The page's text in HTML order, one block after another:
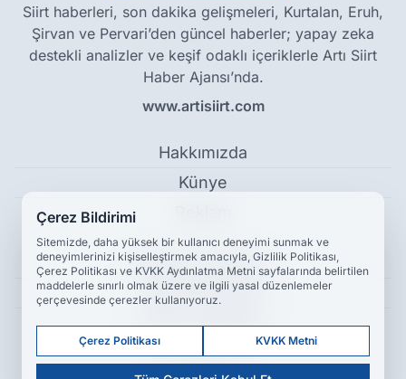
Siirt haberleri, son dakika gelişmeleri, Kurtalan, Eruh,
Şirvan ve Pervari’den güncel haberler; yapay zeka
destekli analizler ve keşif odaklı içeriklerle Artı Siirt
Haber Ajansı’nda.
www.artisiirt.com
Hakkımızda
Künye
Kullanım Koşulları
Gizlilik Politikası
Çerez Politikası
KVKK Metni
Çerez Bildirimi
Sitemizde, daha yüksek bir kullanıcı deneyimi sunmak ve
deneyimlerinizi kişiselleştirmek amacıyla, Gizlilik Politikası,
Çerez Politikası ve KVKK Aydınlatma Metni sayfalarında belirtilen
maddelerle sınırlı olmak üzere ve ilgili yasal düzenlemeler
çerçevesinde çerezler kullanıyoruz.
Çerez Politikası KVKK Metni